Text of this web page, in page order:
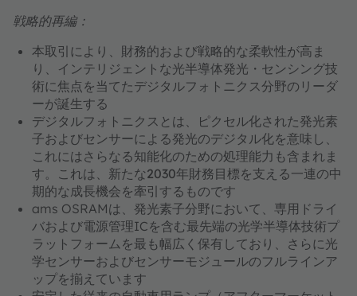
戦略的再編：
本取引により、財務的および戦略的な柔軟性が高ま
り、 インテリジェントな光半導体発光・センシング技
術に焦点を当てたデジタルフォトニクス分野のリーダ
ーが誕生する
デジタルフォトニクスとは、
ピクセル化された発光素
子およびセンサーによる発光のデジタル化を意味し、
これにはさらなる知能化のための処理能力も含まれま
す。これは、 新たな2030年財務目標を支える一連の中
期的な成長機会を牽引するものです
ams OSRAMは、発光素子分野において、専用ドライ
バおよび電源管理ICを含む最先端の光学半導体技術プ
ラットフォームを最も幅広く 保有しており、さらに光
学センサーおよびセンサーモジュールのフルラインア
ップを揃えています